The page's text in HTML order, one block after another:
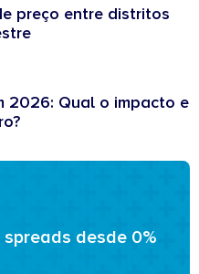
preço entre distritos
2026: Qual o impacto e
desde 0%